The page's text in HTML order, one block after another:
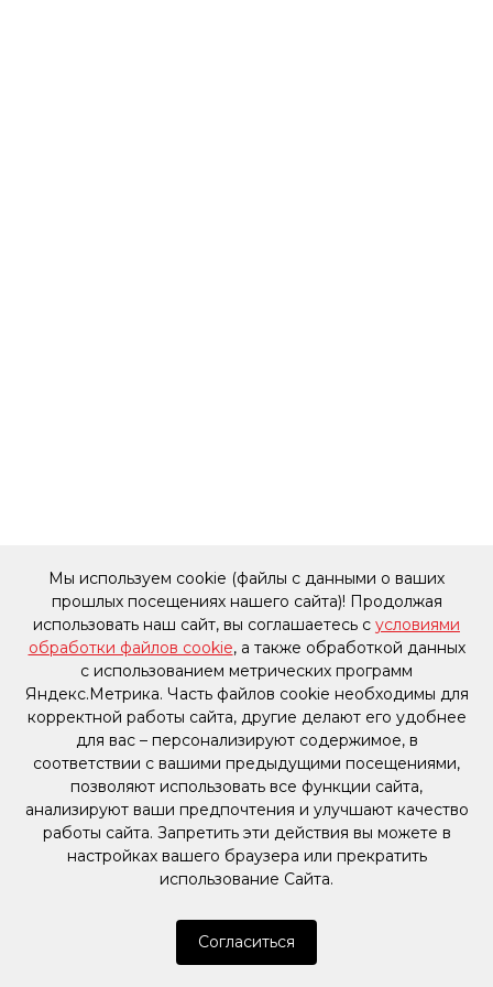
Мы используем cookie (файлы с данными о ваших
прошлых посещениях нашего сайта)! Продолжая
использовать наш сайт, вы соглашаетесь с условиями
обработки файлов cookie, а также обработкой данных
с использованием метрических программ
Яндекс.Метрика. Часть файлов cookie необходимы для
корректной работы сайта, другие делают его удобнее
для вас – персонализируют содержимое, в
соответствии с вашими предыдущими посещениями,
позволяют использовать все функции сайта,
анализируют ваши предпочтения и улучшают качество
работы сайта. Запретить эти действия вы можете в
настройках вашего браузера или прекратить
использование Сайта.
Согласиться